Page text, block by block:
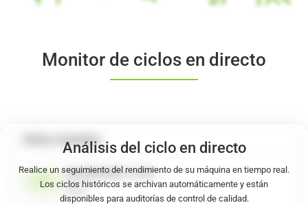
Monitor de ciclos en directo
Ciclos recientes
#52
04/08/2025 12:39
00:41
Análisis del ciclo en directo
Realice un seguimiento del rendimiento de su máquina en tiempo real.
Los ciclos históricos se archivan automáticamente y están
disponibles para auditorías de control de calidad.